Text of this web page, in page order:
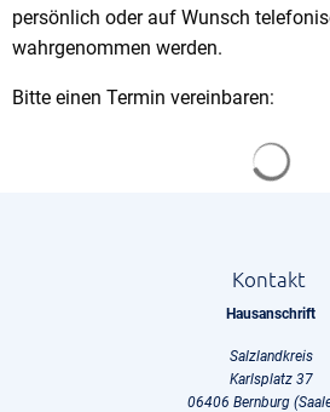
persönlich oder auf Wunsch
wahrgenommen werden.
Bitte einen Termin vereinbaren:
Kontakt
Hausanschrift
Salzlandkreis
Karlsplatz 37
06406 Bernburg